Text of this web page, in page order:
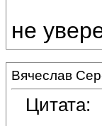
не
Вячеслав
Цитата: